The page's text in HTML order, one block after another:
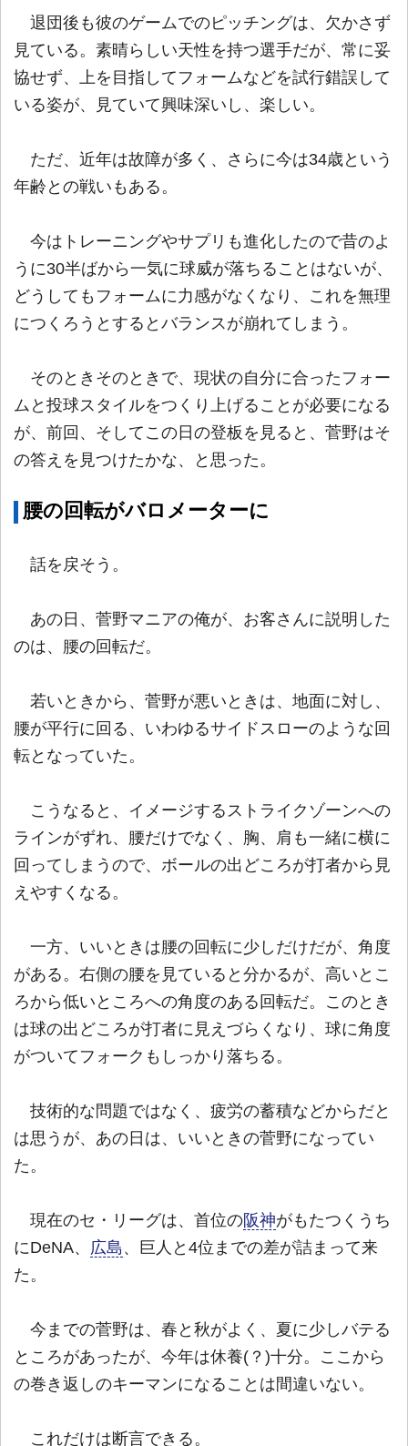
退団後も彼のゲームでのピッチングは、欠かさず
見ている。素晴らしい天性を持つ選手だが、常に妥
協せず、上を目指してフォームなどを試行錯誤して
いる姿が、見ていて興味深いし、楽しい。
ただ、近年は故障が多く、さらに今は34歳という
年齢との戦いもある。
今はトレーニングやサプリも進化したので昔のよ
うに30半ばから一気に球威が落ちることはないが、
どうしてもフォームに力感がなくなり、これを無理
につくろうとするとバランスが崩れてしまう。
そのときそのときで、現状の自分に合ったフォー
ムと投球スタイルをつくり上げることが必要になる
が、前回、そしてこの日の登板を見ると、菅野はそ
の答えを見つけたかな、と思った。
腰の回転がバロメーターに
話を戻そう。
あの日、菅野マニアの俺が、お客さんに説明した
のは、腰の回転だ。
若いときから、菅野が悪いときは、地面に対し、
腰が平行に回る、いわゆるサイドスローのような回
転となっていた。
こうなると、イメージするストライクゾーンへの
ラインがずれ、腰だけでなく、胸、肩も一緒に横に
回ってしまうので、ボールの出どころが打者から見
えやすくなる。
一方、いいときは腰の回転に少しだけだが、角度
がある。右側の腰を見ていると分かるが、高いとこ
ろから低いところへの角度のある回転だ。このとき
は球の出どころが打者に見えづらくなり、球に角度
がついてフォークもしっかり落ちる。
技術的な問題ではなく、疲労の蓄積などからだと
は思うが、あの日は、いいときの菅野になってい
た。
現在のセ・リーグは、首位の阪神がもたつくうち
にDeNA、 広島 、巨人と4位までの差が詰まって来
た。
今までの菅野は、春と秋がよく、夏に少しバテる
ところがあったが、今年は休養(？)十分。ここから
の巻き返しのキーマンになることは間違いない。
これだけは断言できる。